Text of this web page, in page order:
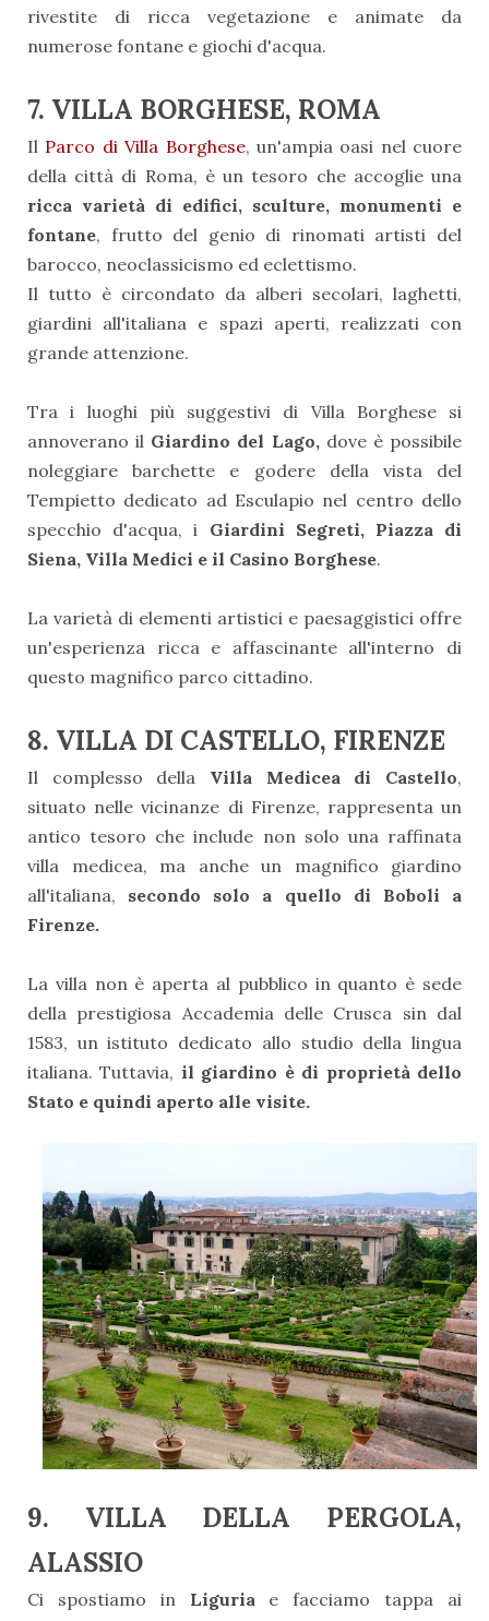
rivestite di ricca vegetazione e animate da
numerose fontane e giochi d'acqua.
7. VILLA BORGHESE, ROMA
Il Parco di Villa Borghese, un'ampia oasi nel cuore
della città di Roma, è un tesoro che accoglie una
ricca varietà di edifici, sculture, monumenti e
fontane, frutto del genio di rinomati artisti del
barocco, neoclassicismo ed eclettismo.
Il tutto è circondato da alberi secolari, laghetti,
giardini all'italiana e spazi aperti, realizzati con
grande attenzione.
Tra i luoghi più suggestivi di Villa Borghese si
annoverano il Giardino del Lago,dove è possibile
noleggiare barchette e godere della vista del
Tempietto dedicato ad Esculapio nel centro dello
specchio d'acqua, i Giardini Segreti, Piazza di
Siena, Villa Medici e il Casino Borghese.
La varietà di elementi artistici e paesaggistici offre
un'esperienza ricca e affascinante all'interno di
questo magnifico parco cittadino.
8. VILLA DI CASTELLO, FIRENZE
Il complesso della Villa Medicea di Castello,
situato nelle vicinanze di Firenze, rappresenta un
antico tesoro che include non solo una raffinata
villa medicea, ma anche un magnifico giardino
all'italiana, secondo solo a quello di Boboli a
Firenze.
La villa non è aperta al pubblico in quanto è sede
della prestigiosa Accademia delle Crusca sin dal
1583, un istituto dedicato allo studio della lingua
italiana. Tuttavia, il giardino è di proprietà dello
Stato e quindi aperto alle visite.
9. VILLA DELLA PERGOLA,
ALASSIO
Ci spostiamo in Liguria e facciamo tappa ai